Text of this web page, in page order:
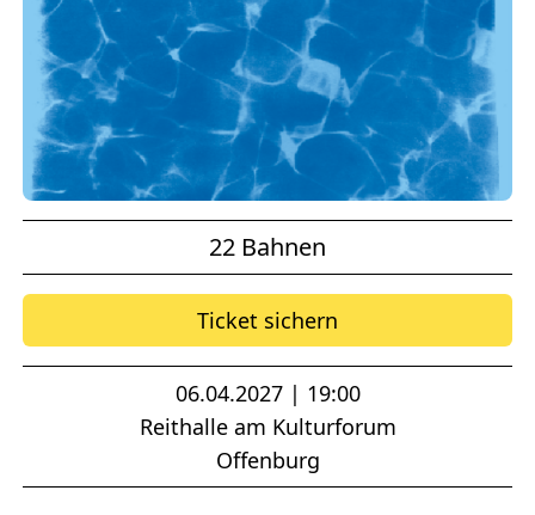
22 Bahnen
Ticket sichern
06.04.2027 | 19:00
Reithalle am Kulturforum
Offenburg